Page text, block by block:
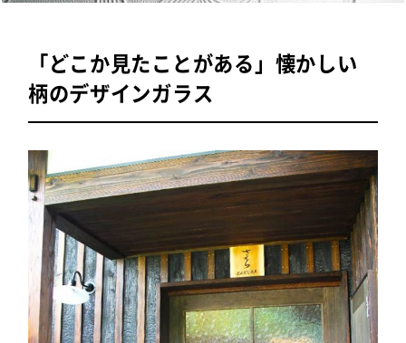
「どこか見たことがある」懐かしい
柄のデザインガラス